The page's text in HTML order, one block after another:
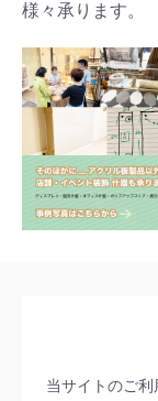
様々承ります。
当サイトのご利